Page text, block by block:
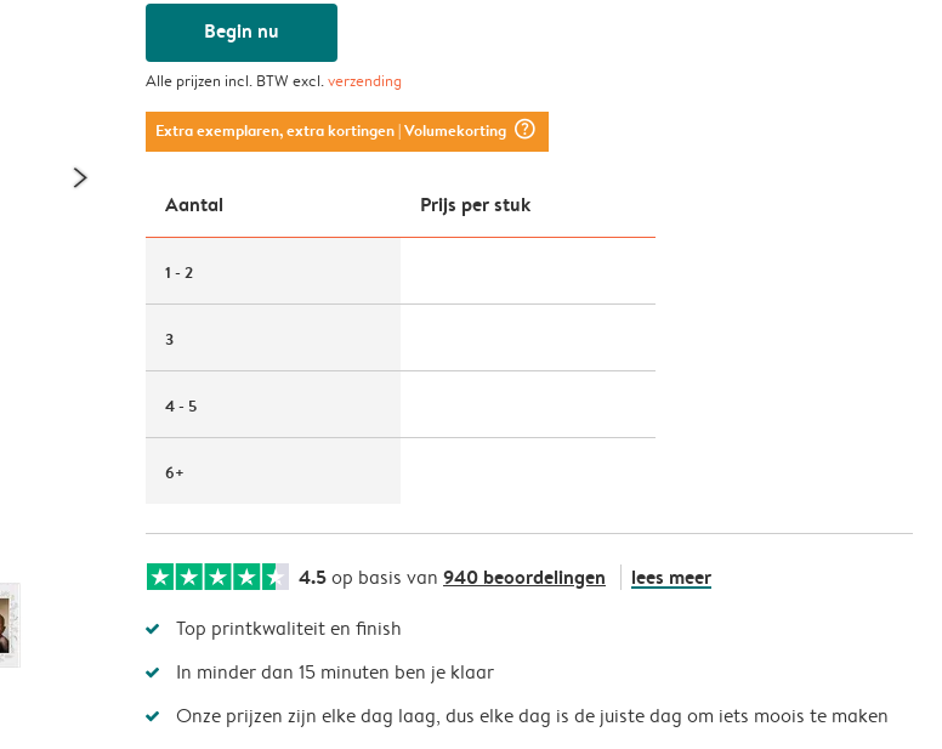
Begin nu
Alle prijzen incl. BTW excl.verzending
Extra exemplaren, extra kortingen| Volumekorting question_mark_circle
Aantal Prijs per stuk
1 - 2
3
4 - 5
6+
4.5op basis van 940 beoordelingen lees meer
Top printkwaliteit en finish
In minder dan 15 minuten ben je klaar
Onze prijzen zijn elke dag laag, dus elke dag is de juiste dag om iets moois te maken